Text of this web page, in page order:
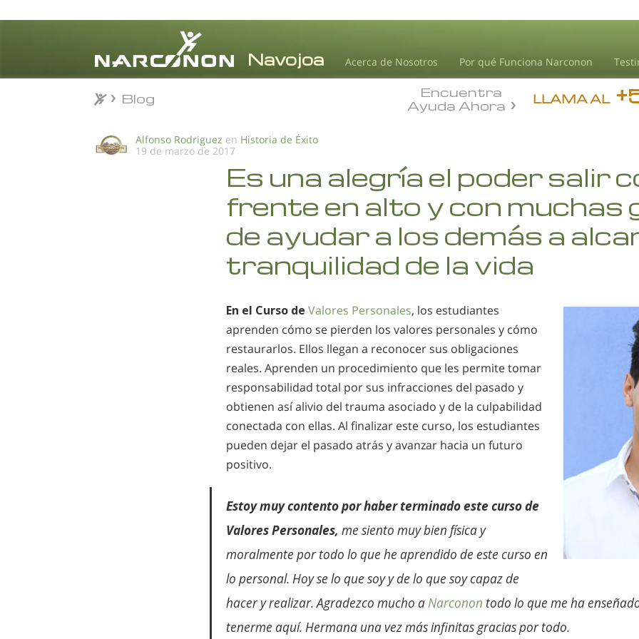
Acerca de Nosotros Por qué Funciona Narconon
LLAMA AL
Encuentra
Ayuda Ahora
Blog
Alfonso Rodriguez en Historia de Éxito
19 de marzo de 2017
Es una alegría el poder salir
frente en alto y con muchas
de ayudar a los demás a
tranquilidad de la vida
En el Curso de Valores Personales, los estudiantes
aprenden cómo se pierden los valores personales y cómo
restaurarlos. Ellos llegan a reconocer sus obligaciones
reales. Aprenden un procedimiento que les permite tomar
responsabilidad total por sus infracciones del pasado y
obtienen así alivio del trauma asociado y de la culpabilidad
conectada con ellas. Al finalizar este curso, los estudiantes
pueden dejar el pasado atrás y avanzar hacia un futuro
positivo.
Estoy muy contento por haber terminado este curso de
Valores Personales, me siento muy bien física y
moralmente por todo lo que he aprendido de este curso en
lo personal. Hoy se lo que soy y de lo que soy capaz de
hacer y realizar. Agradezco mucho a Narconon todo lo que me ha
tenerme aquí. Hermana una vez más infinitas gracias por todo.
Blog